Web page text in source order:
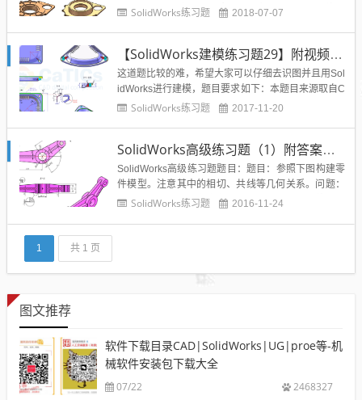
很难，阵列、拉伸、切除，等等命令少不了，训练大
☆题目简介：参照图构建立体模型，...
SolidWorks练习题 2018-07-07
【SolidWorks建模练习题29】附视频教程及模型源文件CATICS-3D04_07
这道题比较的难，希望大家可以仔细去识图并且用Sol
idWorks进行建模，题目要求如下：本题目来源取自C
ATICS建模比赛3d组第四届第七题，也就是CATICS-3
系）。 2、图中同色表示的区域，其形状大...
SolidWorks练习题 2017-11-20
SolidWorks高级练习题（1）附答案模型
SolidWorks高级练习题题目：题目：参照下图构建零
件模型。注意其中的相切、共线等几何关系。问题：
请问其体积为多少立方毫米？SolidWorks高级练习题
SolidWorks练习题 2016-11-24
1 共 1 页
图文推荐
软件下载目录CAD|SolidWorks|UG|proe等-机
械软件安装包下载大全
07/22 2468327